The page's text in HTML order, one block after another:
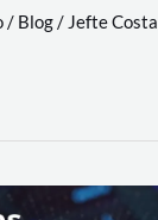
/ Blog/ Jefte Costa